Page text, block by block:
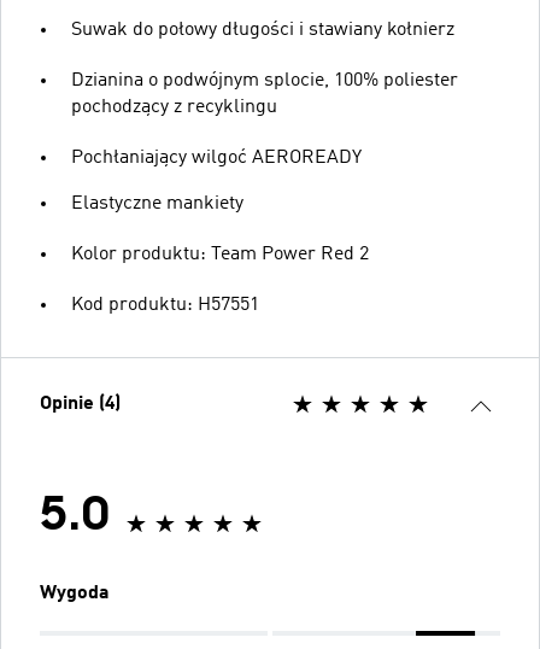
Suwak do połowy długości i stawiany kołnierz
Dzianina o podwójnym splocie, 100% poliester
pochodzący z recyklingu
Pochłaniający wilgoć AEROREADY
Elastyczne mankiety
Kolor produktu: Team Power Red 2
Kod produktu: H57551
Opinie (4)
5.0
Wygoda